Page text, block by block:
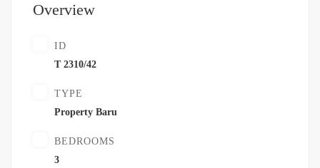
Overview
ID
T 2310/42
TYPE
Property Baru
BEDROOMS
3